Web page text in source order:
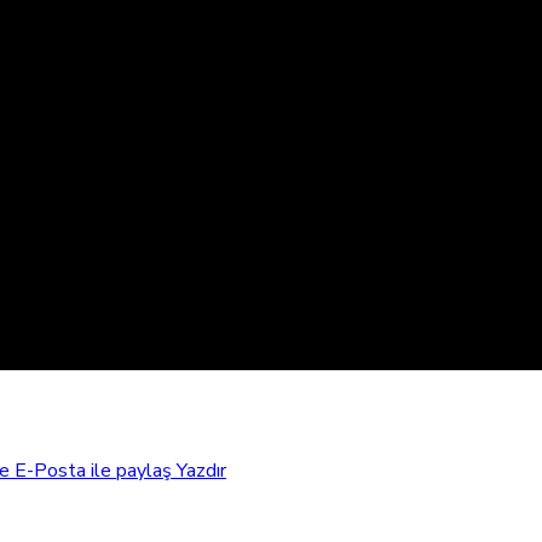
E-Posta ile paylaş Yazdır